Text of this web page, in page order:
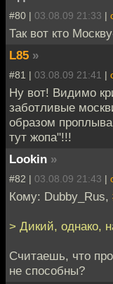
#80 | 03.08.09 21:33 |
Так вот кто
L85 »
#81 | 03.08.09 21:41 |
Ну вот! Видимо
заботливые
образом
тут жопа"!!!
Lookin »
#82 | 03.08.09 21:43 |
Кому: Dubby_Rus,
> Дикий, однако,
Считаешь, что
не способны?